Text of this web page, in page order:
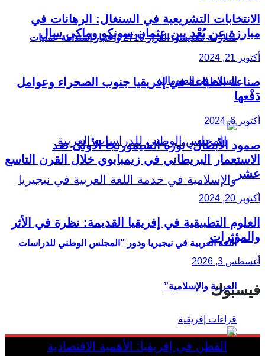
متلازمة مقديشو: القرار 2719 واختبار استدامة عمليات
السلام في الصومال
اللغة العربية في نيجيريا ودور “المجلس الوطني للدراسات
العربية والإسلامية”
الانتخابات التشريعية في السنغال: الرهانات في
مبارزة عن بُعْد بين عثمان سونكو وماكي سال
أكتوبر 21, 2024
صناعة الطباعة في إفريقيا جنوب الصحراء وعوامل
دَفْعها
أكتوبر 6, 2024
صمود الأبطال: ثورة الشيمورنجا الأولى ضد
الاستعمار البريطاني في زيمبابوي خلال القرن التاسع
عشر
أكتوبر 20, 2024
العلوم التطبيقية في إفريقيا القديمة: نظرة في الأثر
والمؤثرات
أغسطس 3, 2026
فيسبوك